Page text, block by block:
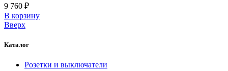
9 760 ₽
В корзинy
Вверх
Каталог
Розетки и выключатели